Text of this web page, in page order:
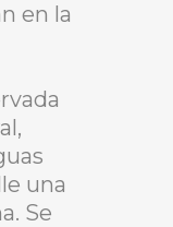
en la
una
Se